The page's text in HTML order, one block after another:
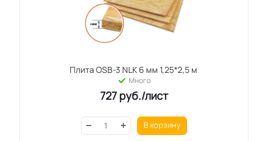
Плита OSB-3 NLK 6 мм 1,25*2,5 м
Много
727руб./лист
В корзину